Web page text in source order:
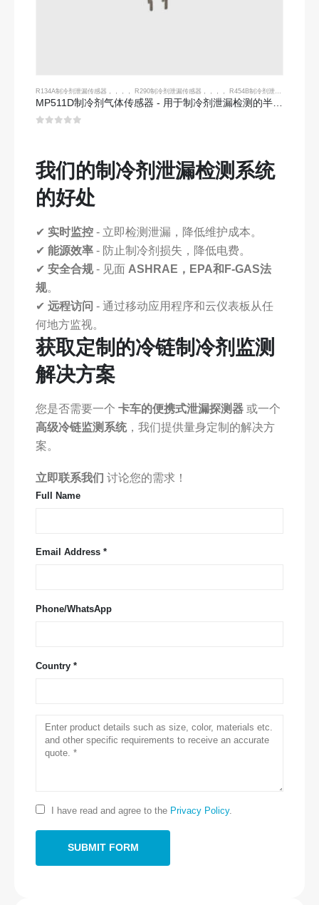
R134A制冷剂泄漏传感器 ，，，， R290制冷剂泄漏传感器 ，，，， R454B制冷剂泄漏传感器
MP511D制冷剂气体传感器 - 用于制冷剂泄漏检测的半导体传感器
我们的制冷剂泄漏检测系统
的好处
✔ 实时监控 - 立即检测泄漏，降低维护成本。
✔ 能源效率 - 防止制冷剂损失，降低电费。
✔ 安全合规- 见面 ASHRAE，EPA和F-GAS法
规。
✔ 远程访问 - 通过移动应用程序和云仪表板从任
何地方监视。
获取定制的冷链制冷剂监测
解决方案
您是否需要一个 卡车的便携式泄漏探测器 或一个
高级冷链监测系统，我们提供量身定制的解决方
案。
立即联系我们 讨论您的需求！
Full Name
Email Address *
Phone/WhatsApp
Country *
I have read and agree to the Privacy Policy.
：郑州国家高科技区Jinsuo Road No.299
0086-371-67169097
WhatsApp ： +8618595618735
：18569903598